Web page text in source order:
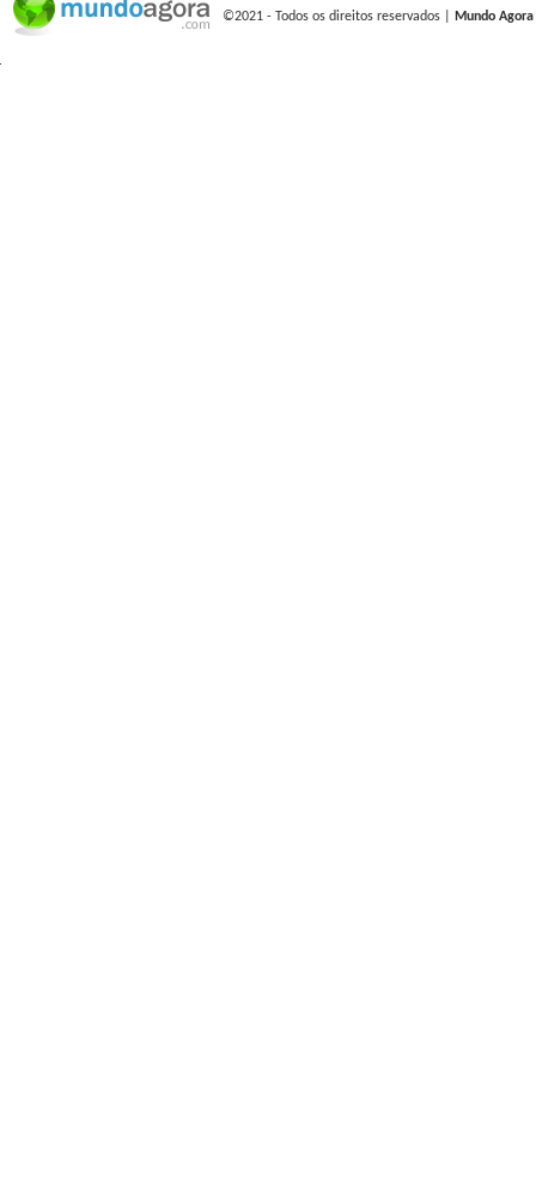
©2021 - Todos os direitos reservados | Mundo Agora